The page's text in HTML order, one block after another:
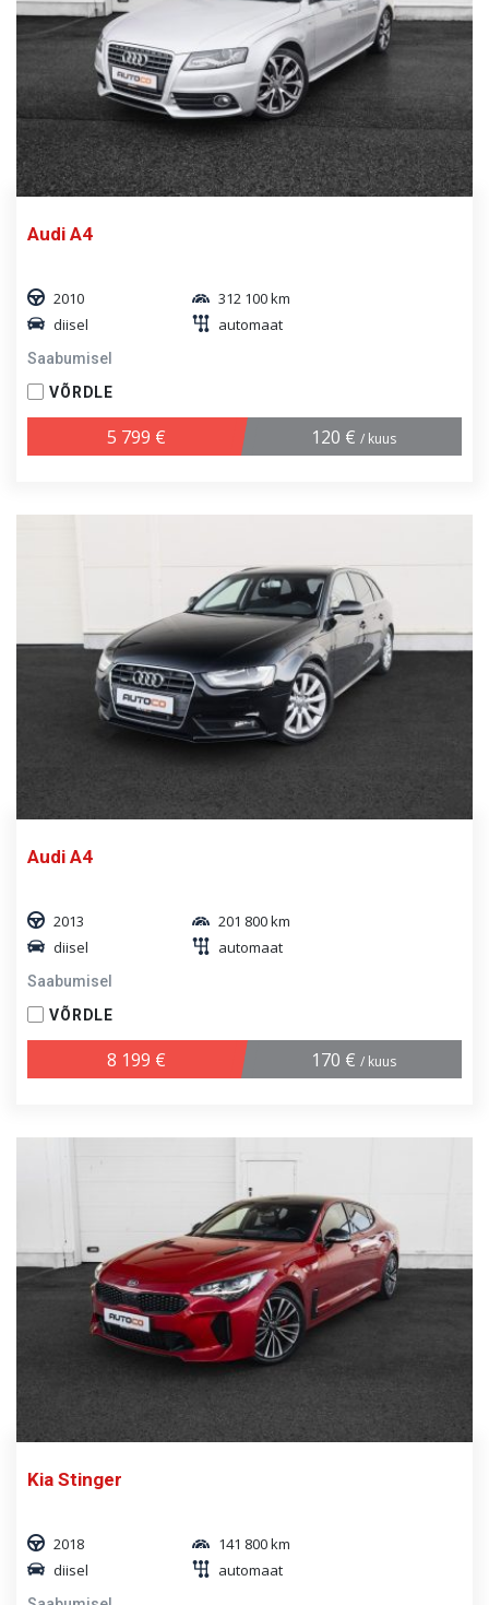
Audi A4
2010
312 100 km
diisel
automaat
Saabumisel
VÕRDLE
5 799 € 120 € / kuus
Audi A4
2013
201 800 km
diisel
automaat
Saabumisel
VÕRDLE
8 199 € 170 € / kuus
Kia Stinger
2018
141 800 km
diisel
automaat